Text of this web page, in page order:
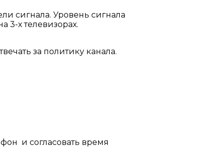
сигнала. Уровень сигнала
3-х телевизорах.
за политику канала.
и согласовать время